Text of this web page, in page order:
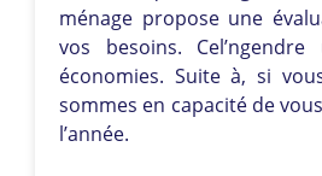
ménage propose une
vos besoins. Cel’ngendre
économies. Suite à, si
sommes en capacité de
l’année.